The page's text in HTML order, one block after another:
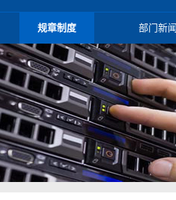
规章制度 部门新闻